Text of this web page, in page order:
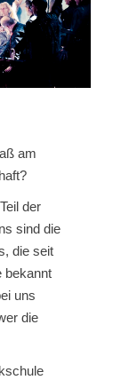
am
der
sind die
die seit
bekannt
uns
die